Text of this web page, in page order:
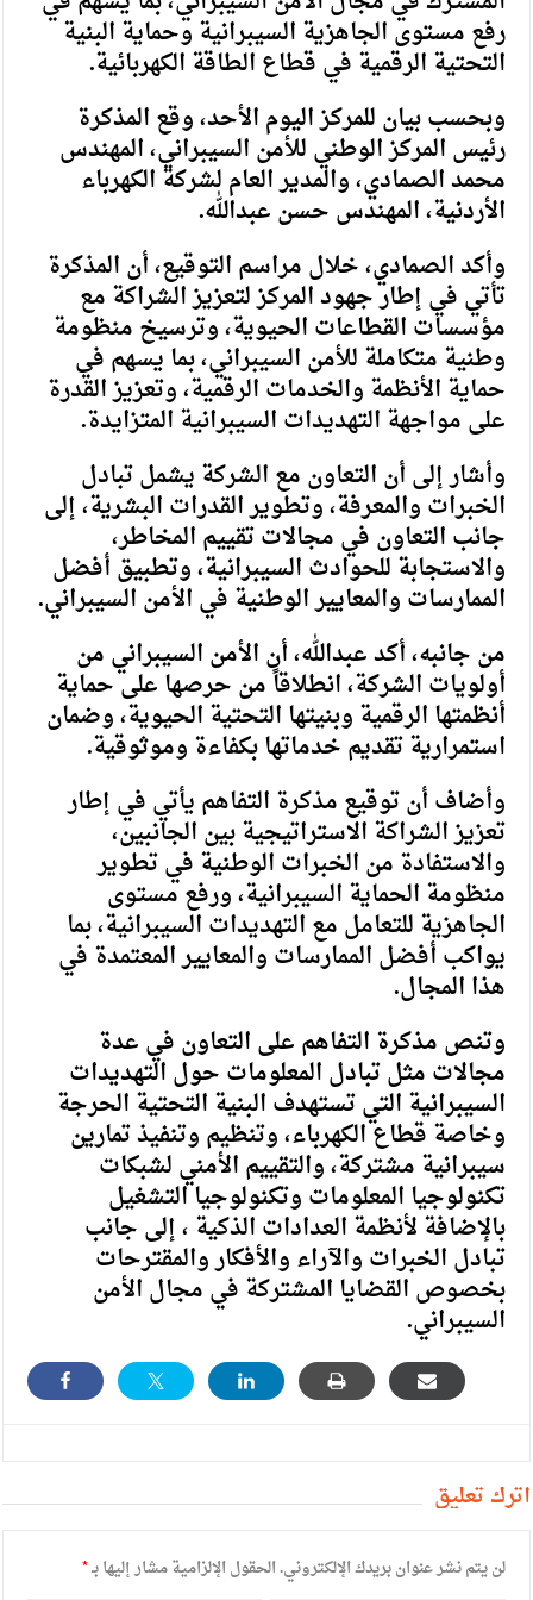
رفع مستوى الجاهزية السيبرانية وحماية البنية
التحتية الرقمية في قطاع الطاقة الكهربائية.
وبحسب بيان للمركز اليوم الأحد، وقع المذكرة
رئيس المركز الوطني للأمن السيبراني، المهندس
محمد الصمادي، والمدير العام لشركة الكهرباء
الأردنية، المهندس حسن عبدالله.
وأكد الصمادي، خلال مراسم التوقيع، أن المذكرة
تأتي في إطار جهود المركز لتعزيز الشراكة مع
مؤسسات القطاعات الحيوية، وترسيخ منظومة
وطنية متكاملة للأمن السيبراني، بما يسهم في
حماية الأنظمة والخدمات الرقمية، وتعزيز القدرة
على مواجهة التهديدات السيبرانية المتزايدة.
وأشار إلى أن التعاون مع الشركة يشمل تبادل
الخبرات والمعرفة، وتطوير القدرات البشرية، إلى
جانب التعاون في مجالات تقييم المخاطر،
والاستجابة للحوادث السيبرانية، وتطبيق أفضل
الممارسات والمعايير الوطنية في الأمن السيبراني.
من جانبه، أكد عبدالله، أن الأمن السيبراني من
أولويات الشركة، انطلاقاً من حرصها على حماية
أنظمتها الرقمية وبنيتها التحتية الحيوية، وضمان
استمرارية تقديم خدماتها بكفاءة وموثوقية.
وأضاف أن توقيع مذكرة التفاهم يأتي في إطار
تعزيز الشراكة الاستراتيجية بين الجانبين،
والاستفادة من الخبرات الوطنية في تطوير
منظومة الحماية السيبرانية، ورفع مستوى
الجاهزية للتعامل مع التهديدات السيبرانية، بما
يواكب أفضل الممارسات والمعايير المعتمدة في
هذا المجال.
وتنص مذكرة التفاهم على التعاون في عدة
مجالات مثل تبادل المعلومات حول التهديدات
السيبرانية التي تستهدف البنية التحتية الحرجة
وخاصة قطاع الكهرباء، وتنظيم وتنفيذ تمارين
سيبرانية مشتركة، والتقييم الأمني لشبكات
تكنولوجيا المعلومات وتكنولوجيا التشغيل
بالإضافة لأنظمة العدادات الذكية ، إلى جانب
تبادل الخبرات والآراء والأفكار والمقترحات
بخصوص القضايا المشتركة في مجال الأمن
السيبراني.
أترك تعليق
لن يتم نشر عنوان بريدك الإلكتروني.الحقول الإلزامية مشار إليها بـ*